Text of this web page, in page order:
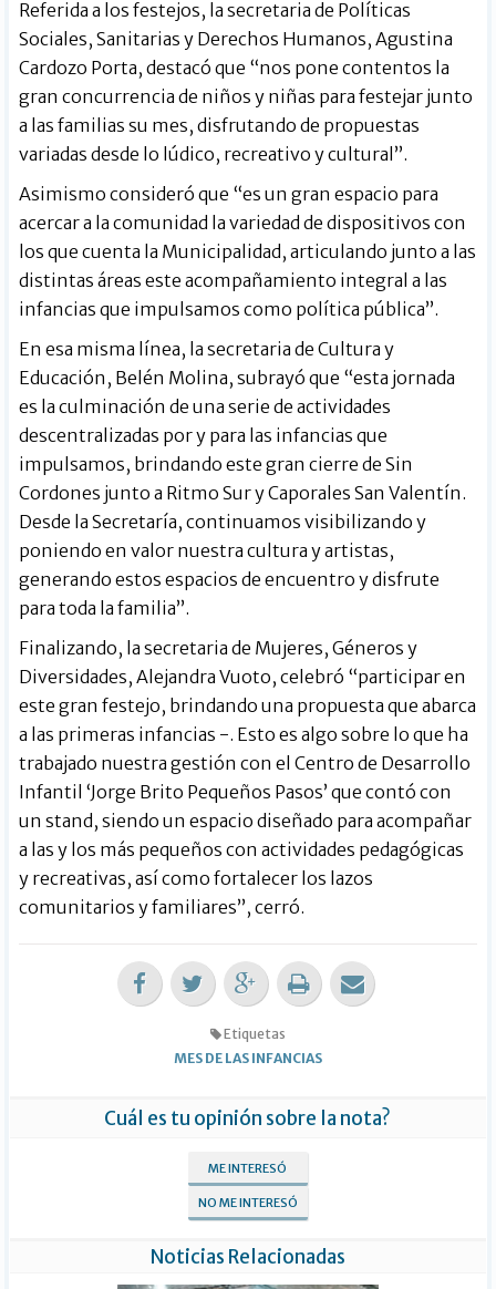
Referida a los festejos, la secretaria de Políticas
Sociales, Sanitarias y Derechos Humanos, Agustina
Cardozo Porta, destacó que “nos pone contentos la
gran concurrencia de niños y niñas para festejar junto
a las familias su mes, disfrutando de propuestas
variadas desde lo lúdico, recreativo y cultural”.
Asimismo consideró que “es un gran espacio para
acercar a la comunidad la variedad de dispositivos con
los que cuenta la Municipalidad, articulando junto a las
distintas áreas este acompañamiento integral a las
infancias que impulsamos como política pública”.
En esa misma línea, la secretaria de Cultura y
Educación, Belén Molina, subrayó que “esta jornada
es la culminación de una serie de actividades
descentralizadas por y para las infancias que
impulsamos, brindando este gran cierre de Sin
Cordones junto a Ritmo Sur y Caporales San Valentín.
Desde la Secretaría, continuamos visibilizando y
poniendo en valor nuestra cultura y artistas,
generando estos espacios de encuentro y disfrute
para toda la familia”.
Finalizando, la secretaria de Mujeres, Géneros y
Diversidades, Alejandra Vuoto, celebró “participar en
este gran festejo, brindando una propuesta que abarca
a las primeras infancias -. Esto es algo sobre lo que ha
trabajado nuestra gestión con el Centro de Desarrollo
Infantil ‘Jorge Brito Pequeños Pasos’ que contó con
un stand, siendo un espacio diseñado para acompañar
a las y los más pequeños con actividades pedagógicas
y recreativas, así como fortalecer los lazos
comunitarios y familiares”, cerró.
Etiquetas
MES DE LAS INFANCIAS
Cuál es tu opinión sobre la nota?
ME INTERESÓ
NO ME INTERESÓ
Noticias Relacionadas